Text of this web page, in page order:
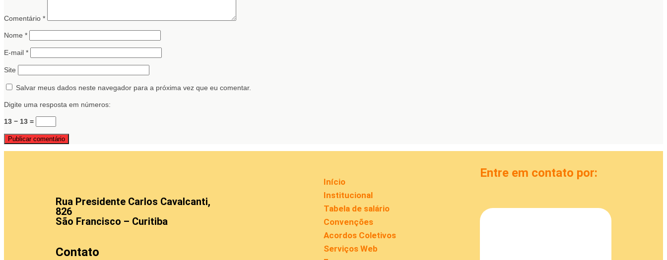
Comentário *
Nome *
E-mail *
Site
Salvar meus dados neste navegador para a próxima vez que eu comentar.
Digite uma resposta em números:
13 − 13 =
Rua Presidente Carlos Cavalcanti,
826
São Francisco – Curitiba
Contato
Início
Institucional
Tabela de salário
Convenções
Acordos Coletivos
Serviços Web
Entre em contato por: